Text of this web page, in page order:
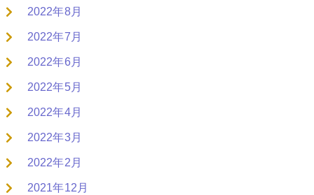
2022年8月
2022年7月
2022年6月
2022年5月
2022年4月
2022年3月
2022年2月
2021年12月